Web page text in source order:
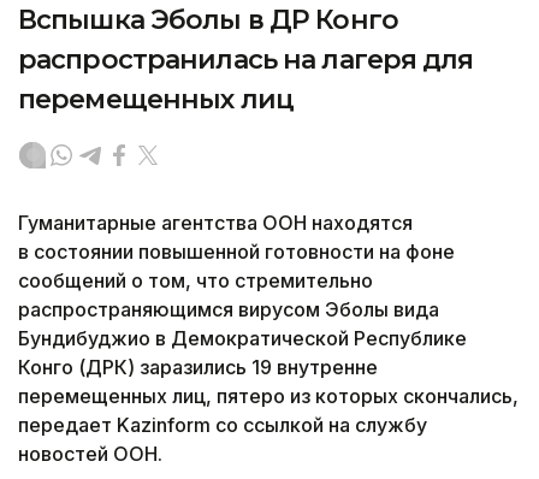
Вспышка Эболы в ДР Конго
распространилась на лагеря для
перемещенных лиц
Гуманитарные агентства ООН находятся
в состоянии повышенной готовности на фоне
сообщений о том, что стремительно
распространяющимся вирусом Эболы вида
Бундибуджио в Демократической Республике
Конго (ДРК) заразились 19 внутренне
перемещенных лиц, пятеро из которых скончались,
передает Kazinform со ссылкой на службу
новостей ООН.